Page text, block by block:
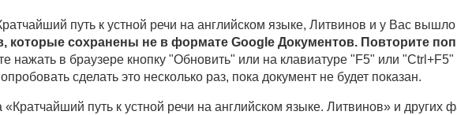
путь к устной речи на английском языке, Литвинов и у Вас
которые сохранены не в формате Google Документов. Повторите
нажать в браузере кнопку "Обновить" или на клавиатуре "F5" или
сделать это несколько раз, пока документ не будет показан.
путь к устной речи на английском языке. Литвинов» и